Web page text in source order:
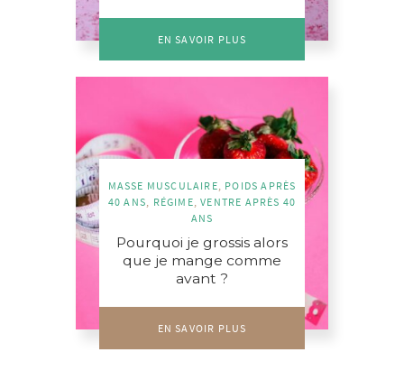
EN SAVOIR PLUS
MASSE MUSCULAIRE, POIDS APRÈS
40 ANS, RÉGIME,VENTRE APRÈS 40
ANS
Pourquoi je grossis alors
que je mange comme
avant ?
EN SAVOIR PLUS